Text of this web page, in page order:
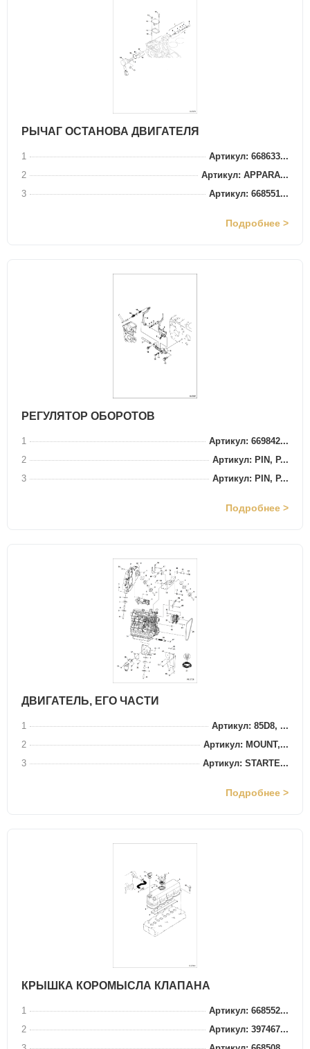
РЫЧАГ ОСТАНОВА ДВИГАТЕЛЯ
1
Артикул: 668633...
2
Артикул: APPARA...
3
Артикул: 668551...
Подробнее >
РЕГУЛЯТОР ОБОРОТОВ
1
Артикул: 669842...
2
Артикул: PIN, P...
3
Артикул: PIN, P...
Подробнее >
ДВИГАТЕЛЬ, ЕГО ЧАСТИ
1
Артикул: 85D8, ...
2
Артикул: MOUNT,...
3
Артикул: STARTE...
Подробнее >
КРЫШКА КОРОМЫСЛА КЛАПАНА
1
Артикул: 668552...
2
Артикул: 397467...